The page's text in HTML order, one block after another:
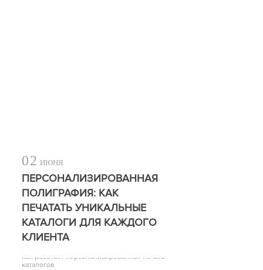
02 ИЮНЯ
ПЕРСОНАЛИЗИРОВАННАЯ
ПОЛИГРАФИЯ: КАК
ПЕЧАТАТЬ УНИКАЛЬНЫЕ
КАТАЛОГИ ДЛЯ КАЖДОГО
КЛИЕНТА
Как работает персонализированная печать
каталогов